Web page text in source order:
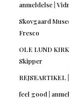
anmeldelse |
Skovgaard
Fresco
OLE LUND
Skipper
feel good |